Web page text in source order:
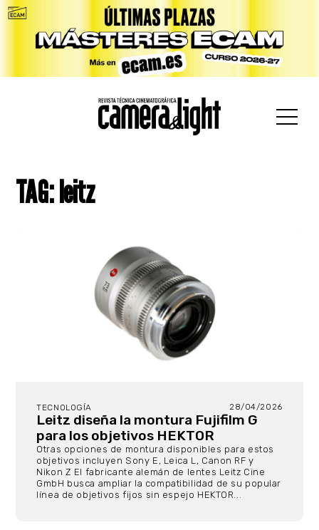
TAG: leitz
TECNOLOGÍA 28/04/2026
Leitz diseña la montura Fujifilm G
para los objetivos HEKTOR
Otras opciones de montura disponibles para estos
objetivos incluyen Sony E, Leica L, Canon RF y
Nikon Z El fabricante alemán de lentes Leitz Cine
GmbH busca ampliar la compatibilidad de su popular
línea de objetivos fijos sin espejo HEKTOR...